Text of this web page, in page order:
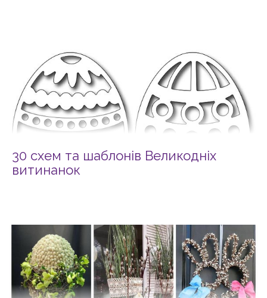
30 схем та шаблонів Великодніх
витинанок